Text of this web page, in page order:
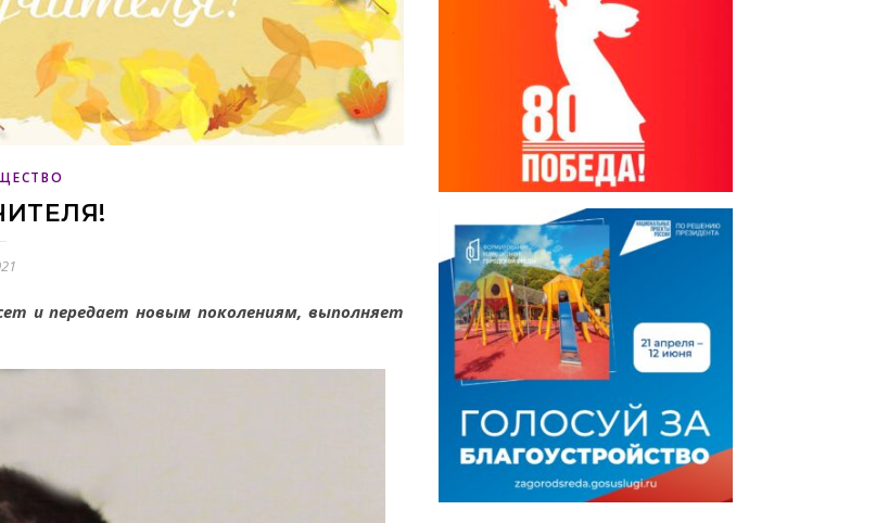
и передает новым поколениям, выполняет